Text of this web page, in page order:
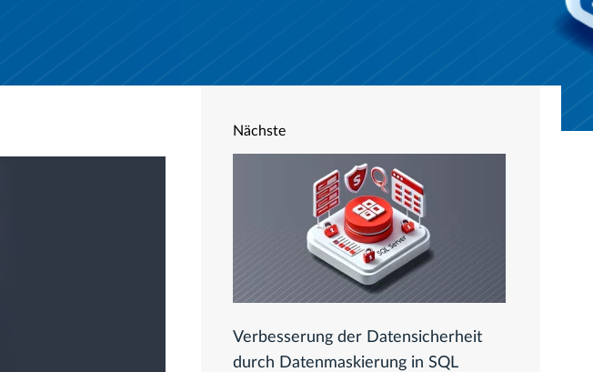
Nächste
Verbesserung der Datensicherheit
durch Datenmaskierung in SQL